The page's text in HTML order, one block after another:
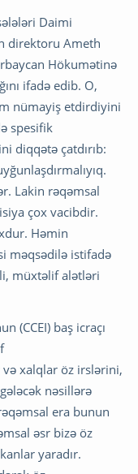
Daimi
direktoru Ameth
Hökumətinə
ifadə edib. O,
nümayiş etdirdiyini
spesifik
diqqətə çatdırıb:
Lakin rəqəmsal
çox vacibdir.
Həmin
məqsədilə istifadə
müxtəlif alətləri
(CCEI) baş icraçı
və xalqlar öz irslərini,
nəsillərə
era bunun
əsr bizə öz
yaradır.